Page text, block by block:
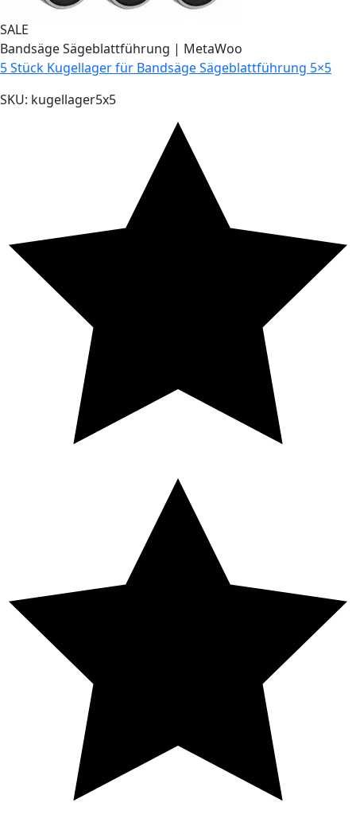
SALE
Bandsäge Sägeblattführung | MetaWoo
5 Stück Kugellager für Bandsäge Sägeblattführung 5×5
SKU: kugellager5x5